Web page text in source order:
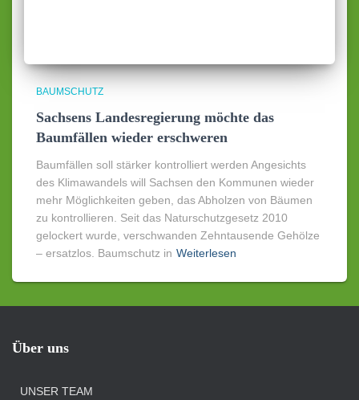
BAUMSCHUTZ
Sachsens Landesregierung möchte das
Baumfällen wieder erschweren
Baumfällen soll stärker kontrolliert werden Angesichts
des Klimawandels will Sachsen den Kommunen wieder
mehr Möglichkeiten geben, das Abholzen von Bäumen
zu kontrollieren. Seit das Naturschutzgesetz 2010
gelockert wurde, verschwanden Zehntausende Gehölze
– ersatzlos. Baumschutz in Weiterlesen
Über uns
UNSER TEAM